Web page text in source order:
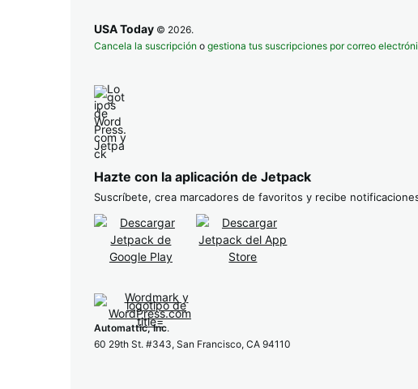
USA Today © 2026.
Cancela la suscripción o gestiona tus suscripciones por correo
Hazte con la aplicación de Jetpack
Suscríbete, crea marcadores de favoritos y recibe
Automattic, Inc.
60 29th St. #343, San Francisco, CA 94110